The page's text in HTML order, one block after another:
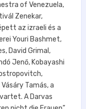
of Venezuela,
Zenekar,
az izraeli és a
Youri Bashmet,
David Grimal,
Jenő, Kobayashi
Tamás, a
A Darvas